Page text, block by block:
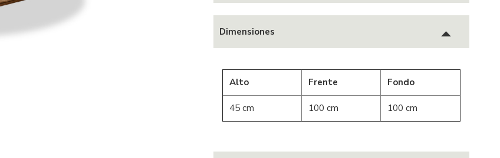
Dimensiones
Alto Frente Fondo
45 cm 100 cm 100 cm